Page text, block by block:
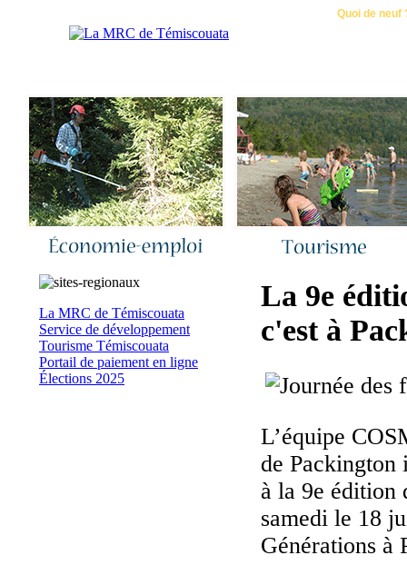
Quoi de neuf
La MRC de Témiscouata
Service de développement
Tourisme Témiscouata
Portail de paiement en ligne
Élections 2025
La 9e
c'est à
L’équipe
de Packington
à la 9e édition
samedi le 18
Générations à